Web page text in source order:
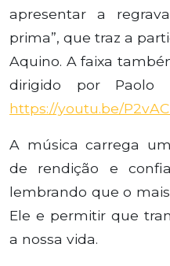
apresentar a
prima”, que traz a
Aquino. A faixa
dirigido por Paolo
https://youtu.be/
A música carrega
de rendição e
lembrando que o
Ele e permitir que
a nossa vida.